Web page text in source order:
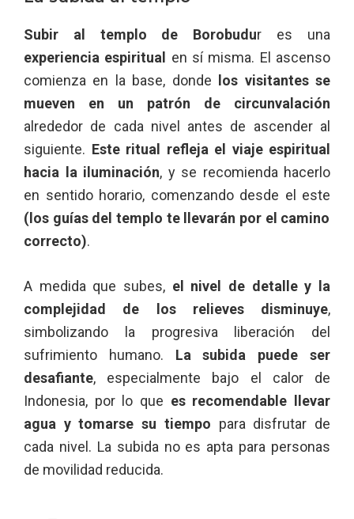
Subir al templo de Borobudur es una
experiencia espiritual en sí misma. El ascenso
comienza en la base, donde los visitantes se
mueven en un patrón de circunvalación
alrededor de cada nivel antes de ascender al
siguiente. Este ritual refleja el viaje espiritual
hacia la iluminación, y se recomienda hacerlo
en sentido horario, comenzando desde el este
(los guías del templo te llevarán por el camino
correcto).
A medida que subes, el nivel de detalle y la
complejidad de los relieves disminuye,
simbolizando la progresiva liberación del
sufrimiento humano. La subida puede ser
desafiante, especialmente bajo el calor de
Indonesia, por lo que es recomendable llevar
agua y tomarse su tiempo para disfrutar de
cada nivel. La subida no es apta para personas
de movilidad reducida.